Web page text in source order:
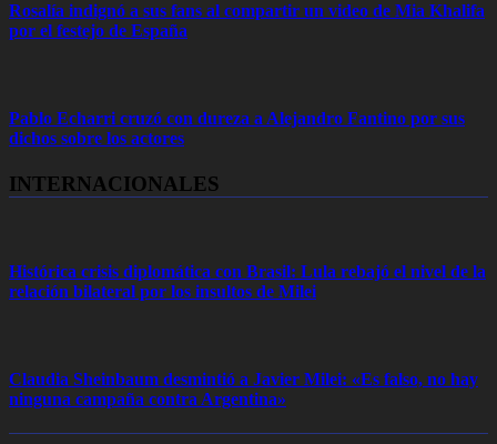
Rosalía indignó a sus fans al compartir un video de Mia Khalifa
por el festejo de España
Pablo Echarri cruzó con dureza a Alejandro Fantino por sus
dichos sobre los actores
INTERNACIONALES
Histórica crisis diplomática con Brasil: Lula rebajó el nivel de la
relación bilateral por los insultos de Milei
Claudia Sheinbaum desmintió a Javier Milei: «Es falso, no hay
ninguna campaña contra Argentina»